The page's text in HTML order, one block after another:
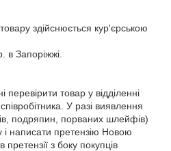
здійснюється кур'єрською
в Запоріжжі.
товар у відділенні
У разі виявлення
подряпин, порваних шлейфів)
і написати претензію Новою
з боку покупців